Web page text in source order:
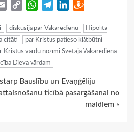
Email
Copy
WhatsApp
TelegramLinkedIn
diskusija par Vakarēdienu
Hipolīta
citāti
par Kristus patieso klātbūtni
Kristus vārdu nozīmi Svētajā Vakarēdienā
Dieva vārdam
Bauslību un Evaņģēliju
ticībā pasargāšanai no
maldiem »